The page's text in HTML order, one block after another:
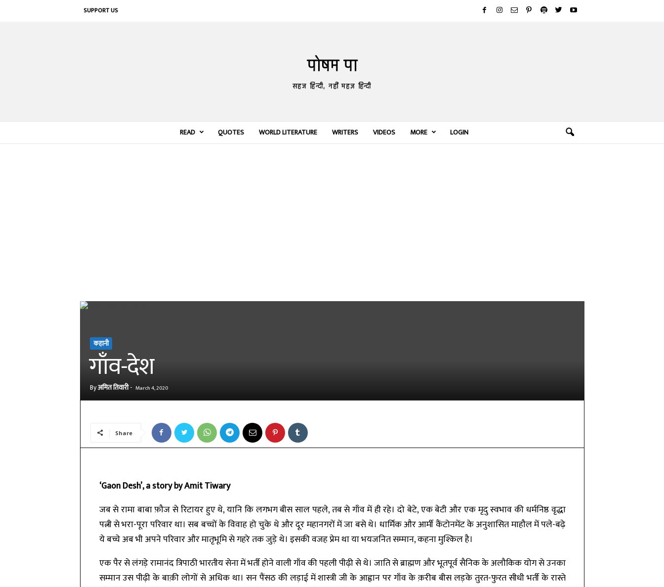
SUPPORT US
पोषम पा
सहज हिन्दी, नहीं महज़ हिन्दी
READ QUOTES WORLD LITERATURE WRITERS VIDEOS MORE LOGIN
कहानी
गाँव-देश
Byअमित तिवारी- March 4, 2020
Share
‘Gaon Desh’, a story by Amit Tiwary
जब से रामा बाबा फ़ौज से रिटायर हुए थे, यानि कि लगभग बीस साल पहले, तब से गाँव में ही रहे। दो बेटे, एक बेटी और एक मृदु स्वभाव की धर्मनिष्ठ वृद्धा
पत्नी से भरा-पूरा परिवार था। सब बच्चों के विवाह हो चुके थे और दूर महानगरों में जा बसे थे। धार्मिक और आर्मी कैंटोनमेंट के अनुशासित माहौल में पले-बढ़े
ये बच्चे अब भी अपने परिवार और मातृभूमि से गहरे तक जुड़े थे। इसकी वजह प्रेम था या भयजनित सम्मान, कहना मुश्किल है।
एक पैर से लंगड़े रामानंद त्रिपाठी भारतीय सेना में भर्ती होने वाली गाँव की पहली पीढ़ी से थे। जाति से ब्राह्मण और भूतपूर्व सैनिक के अलौकिक योग से उनका
सम्मान उस पीढ़ी के बाक़ी लोगों से अधिक था। सन पैंसठ की लड़ाई में शास्त्री जी के आह्वान पर गाँव के क़रीब बीस लड़के तुरत-फुरत सीधी भर्ती के रास्ते